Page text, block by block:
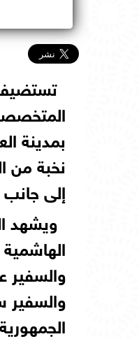
تستضيف
بمدينة
نخبة من
إلى جانب
ويشهد
والسفير